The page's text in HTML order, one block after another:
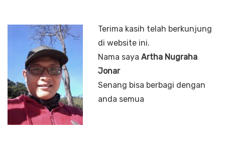
Terima kasih telah berkunjung
di website ini.
Nama saya Artha Nugraha
Jonar
Senang bisa berbagi dengan
anda semua